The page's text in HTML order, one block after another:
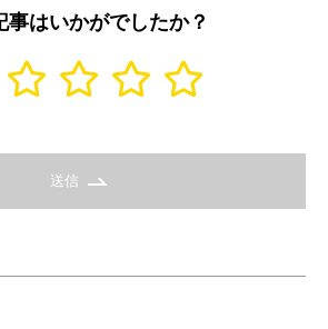
事はいかがでしたか？
送信